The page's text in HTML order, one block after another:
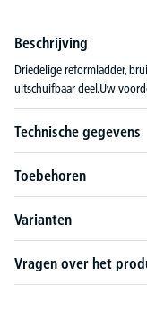
Beschrijving
Driedelige reformladder,
uitschuifbaar deel.Uw
Technische gegevens
Toebehoren
Varianten
Vragen over het